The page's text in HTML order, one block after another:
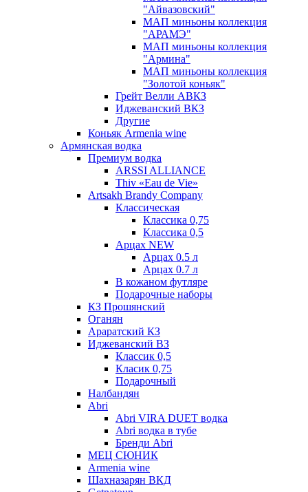
"Айвазовский"
МАП миньоны коллекция
"АРАМЭ"
МАП миньоны коллекция
"Армина"
МАП миньоны коллекция
"Золотой коньяк"
Грейт Велли АВКЗ
Иджеванский ВКЗ
Другие
Коньяк Armenia wine
Армянская водка
Премиум водка
ARSSI ALLIANCE
Thiv «Eau de Vie»
Artsakh Brandy Company
Классическая
Классика 0,75
Классика 0,5
Арцах NEW
Арцах 0.5 л
Арцах 0.7 л
В кожаном футляре
Подарочные наборы
КЗ Прошянский
Оганян
Араратский КЗ
Иджеванский ВЗ
Классик 0,5
Класик 0,75
Подарочный
Налбандян
Abri
Abri VIRA DUET водка
Abri водка в тубе
Бренди Abri
МЕЦ СЮНИК
Armenia wine
Шахназарян ВКД